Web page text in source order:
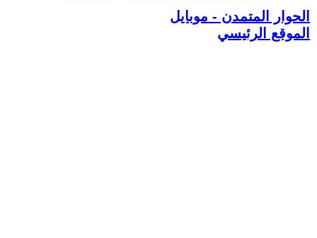
الحوار المتمدن - موبايل
الموقع الرئيسي